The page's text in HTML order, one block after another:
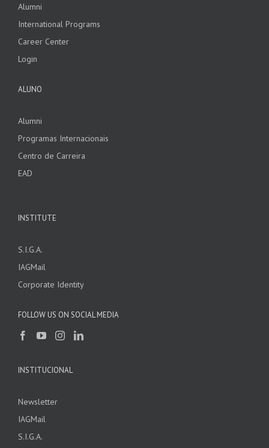
Alumni
International Programs
Career Center
Login
ALUNO
Alumni
Programas Internacionais
Centro de Carreira
EAD
INSTITUTE
S.I.G.A.
IAGMail
Corporate Identity
FOLLOW US ON SOCIAL MEDIA
INSTITUCIONAL
Newsletter
IAGMail
S.I.G.A.